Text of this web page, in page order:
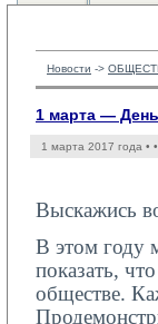
Новости ->
1 марта —
1 марта 2017 года •
Выскажись
В этом году
показать,
обществе.